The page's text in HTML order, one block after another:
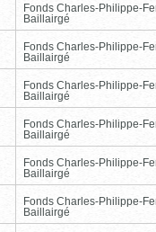
Fonds Charles-Philippe-
Baillairgé
Fonds Charles-Philippe-
Baillairgé
Fonds Charles-Philippe-
Baillairgé
Fonds Charles-Philippe-
Baillairgé
Fonds Charles-Philippe-
Baillairgé
Fonds Charles-Philippe-
Baillairgé